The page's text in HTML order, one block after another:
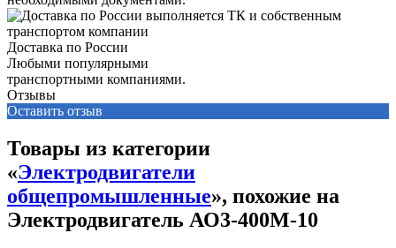
Доставка по России
Любыми популярными
транспортными компаниями.
Отзывы
Оставить отзыв
Товары из категории
«Электродвигатели
общепромышленные», похожие на
Электродвигатель АО3-400М-10